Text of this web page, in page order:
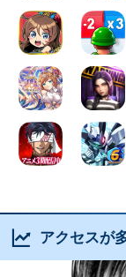
アクセスが